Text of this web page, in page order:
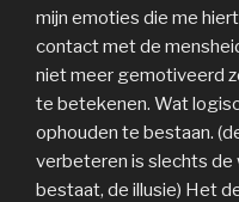
mijn emoties die me
contact met de
niet meer gemotiveerd
te betekenen. Wat
ophouden te bestaan.
verbeteren is slechts de
bestaat, de illusie) Het